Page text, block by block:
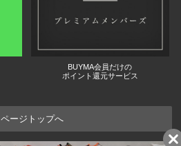
BUYMA会員だけの
ポイント還元サービス
ページトップへ